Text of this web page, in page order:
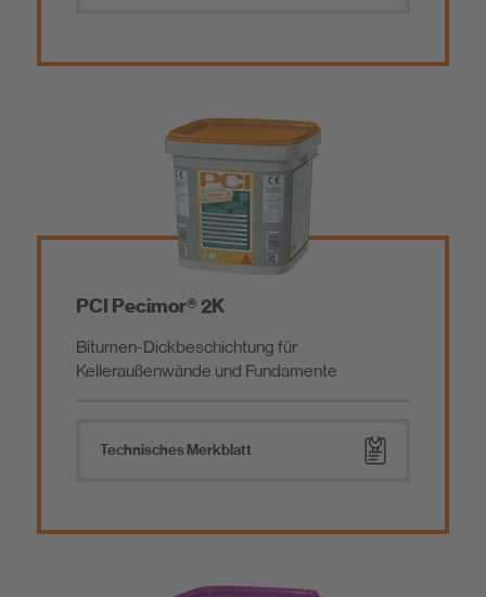
PCI Pecimor® 2K
Bitumen-Dickbeschichtung für
Kelleraußenwände und Fundamente
Technisches Merkblatt